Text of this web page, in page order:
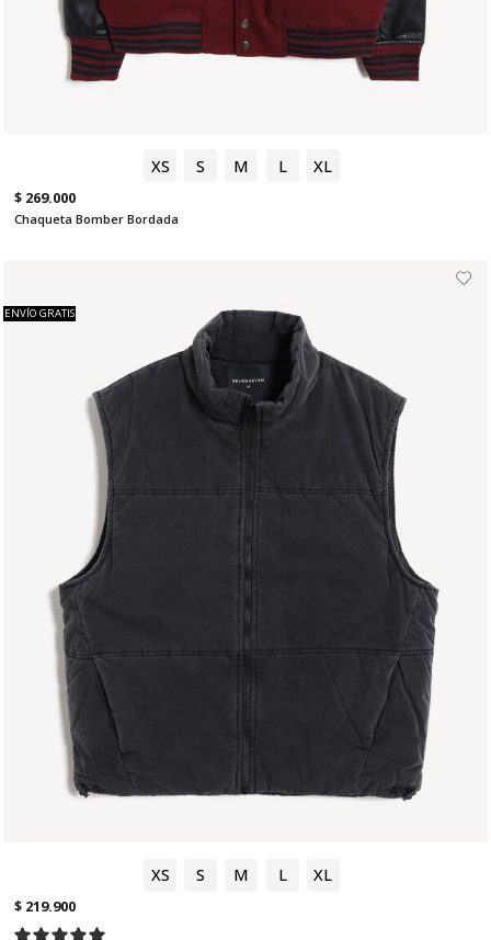
XS S M L XL
$ 269.000
Chaqueta Bomber Bordada
XS S M L XL
ENVÍO GRATIS
$ 219.900